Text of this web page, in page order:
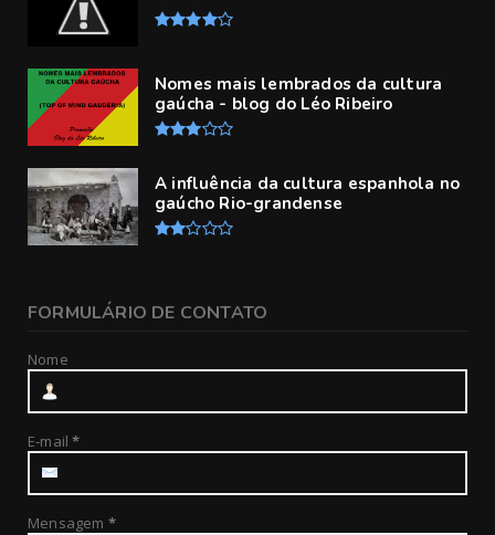
Nomes mais lembrados da cultura
gaúcha - blog do Léo Ribeiro
A influência da cultura espanhola no
gaúcho Rio-grandense
FORMULÁRIO DE CONTATO
Nome
E-mail*
Mensagem *